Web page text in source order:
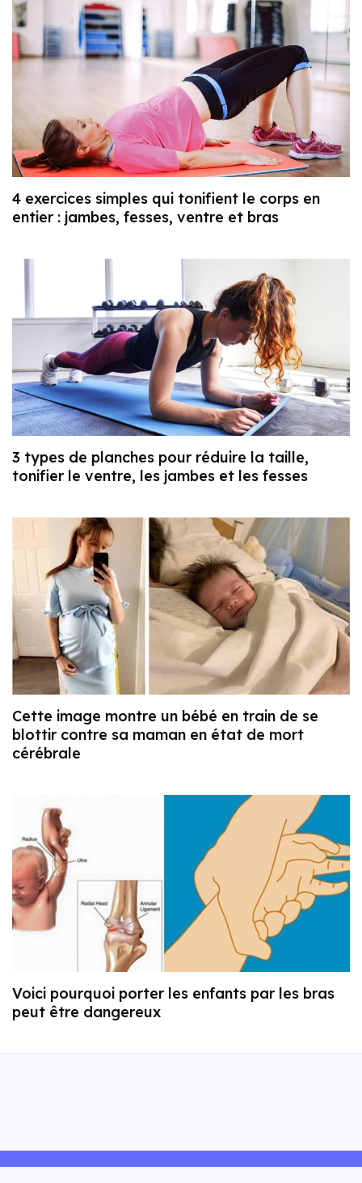
4 exercices simples qui tonifient le corps en
entier : jambes, fesses, ventre et bras
3 types de planches pour réduire la taille,
tonifier le ventre, les jambes et les fesses
Cette image montre un bébé en train de se
blottir contre sa maman en état de mort
cérébrale
Voici pourquoi porter les enfants par les bras
peut être dangereux